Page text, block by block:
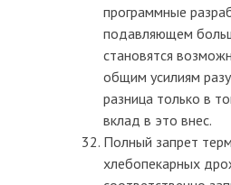
программные
подавляющем
становятся
общим усилиям
разница только в
вклад в это внес.
Полный запрет
хлебопекарных